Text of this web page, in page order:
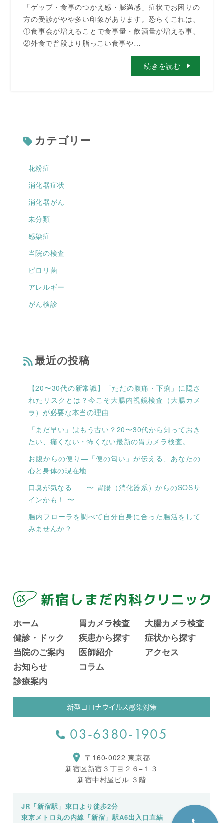
「ゲップ・食事のつかえ感・膨満感」症状でお困りの
方の受診がやや多い印象があります。恐らくこれは、
①食事会が増えることで食事量・飲酒量が増える事、
②外食で普段より脂っこい食事や…
続きを読む
カテゴリー
花粉症
消化器症状
消化器がん
未分類
感染症
当院の検査
ピロリ菌
アレルギー
がん検診
最近の投稿
【20〜30代の新常識】「ただの腹痛・下痢」に隠さ
れたリスクとは？今こそ大腸内視鏡検査（大腸カメ
ラ）が必要な本当の理由
「まだ早い」はもう古い？20〜30代から知っておき
たい、痛くない・怖くない最新の胃カメラ検査。
お腹からの便り―「便の匂い」が伝える、あなたの
心と身体の現在地
口臭が気なる 〜 胃腸（消化器系）からのSOSサ
インかも！ 〜
腸内フローラを調べて自分自身に合った腸活をして
みませんか？
ホーム 胃カメラ検査
大腸カメラ検査
健診・ドック
疾患から探す
症状から探す
当院のご案内
医師紹介
アクセス
お知らせ
コラム
診療案内
新型コロナウイルス感染対策
03-6380-1905
〒160-0022 東京都
新宿区新宿３丁目２６−１３
新宿中村屋ビル ３階
JR「新宿駅」東口より徒歩2分
東京メトロ丸の内線「新宿」駅A6出入口直結